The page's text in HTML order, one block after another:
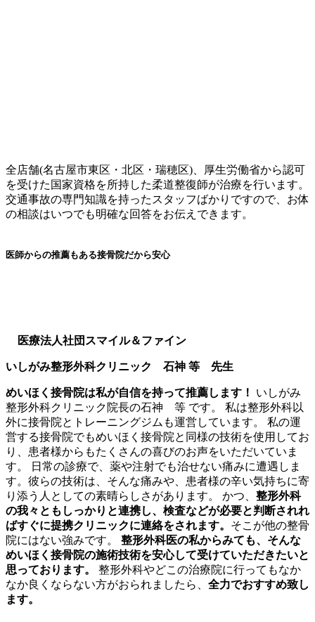
全店舗(名古屋市東区・北区・瑞穂区)、厚生労働省から認可
を受けた国家資格を所持した柔道整復師が治療を行います。
交通事故の専門知識を持ったスタッフばかりですので、お体
の相談はいつでも明確な回答をお伝えできます。
医師からの推薦もある接骨院だから安心
医療法人社団スマイル＆ファイン
いしがみ整形外科クリニック 石神 等 先生
めいほく接骨院は私が自信を持って推薦します！
いしがみ
整形外科クリニック院長の石神 等 です。 私は整形外科以
外に接骨院とトレーニングジムも運営しています。 私の運
営する接骨院でもめいほく接骨院と同様の技術を使用してお
り、患者様からもたくさんの喜びのお声をいただいていま
す。 日常の診療で、薬や注射でも治せない痛みに遭遇しま
す。彼らの技術は、そんな痛みや、患者様の辛い気持ちに寄
り添う人としての素晴らしさがあります。 かつ、 整形外科
の我々ともしっかりと連携し、検査などが必要と判断されれ
ばすぐに提携クリニックに連絡をされます。 そこが他の整骨
院にはない強みです。
整形外科医の私からみても、そんな
めいほく接骨院の施術技術を安心して受けていただきたいと
思っております。
整形外科やどこの治療院に行ってもなか
なか良くならない方がおられましたら、 全力でおすすめ致し
ます。